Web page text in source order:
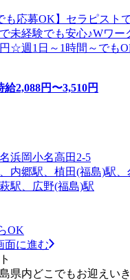
も応募OK】セラピスト
未経験でも安心♪Wワー
☆週1日～1時間～でも
給2,088円〜3,510円
浜岡小名高田2-5
内郷駅、植田(福島)駅
駅、広野(福島)駅
OK
面に進む
県内どこでもお迎えい